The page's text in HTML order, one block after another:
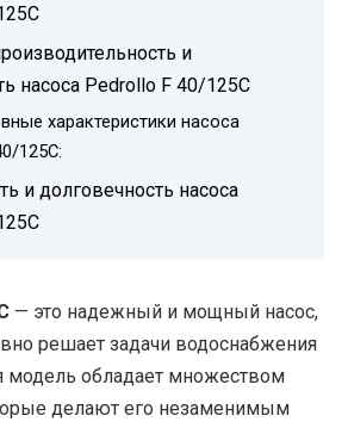
и
насоса Pedrollo F 40/125C
характеристики насоса
125C:
и долговечность насоса
— это надежный и мощный насос,
решает задачи водоснабжения
модель обладает множеством
делают его незаменимым